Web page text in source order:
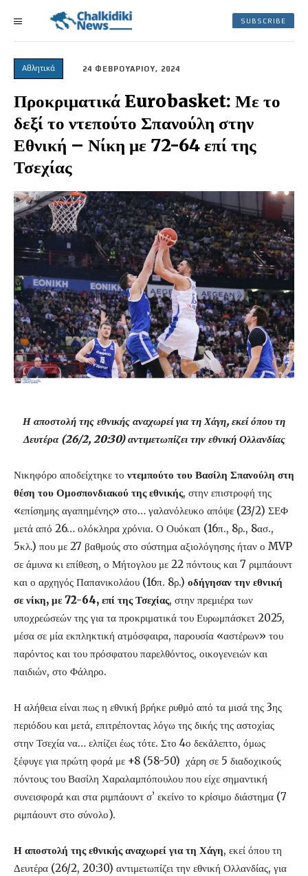
SUBSCRIBE
Αθλητικά 24 ΦΕΒΡΟΥΑΡΙΟΥ, 2024
Προκριματικά Eurobasket: Με το
δεξί το ντεπούτο Σπανούλη στην
Εθνική – Νίκη με 72-64 επί της
Τσεχίας
Η αποστολή της εθνικής αναχωρεί για τη Χάγη, εκεί όπου τη
Δευτέρα (26/2, 20:30) αντιμετωπίζει την εθνική Ολλανδίας
Νικηφόρο αποδείχτηκε το ντεμπούτο του Βασίλη Σπανούλη στη
θέση του Ομοσπονδιακού της εθνικής, στην επιστροφή της
«επίσημης αγαπημένης» στο… γαλανόλευκο απόψε (23/2) ΣΕΦ
μετά από 26… ολόκληρα χρόνια. Ο Ουόκαπ (16π., 8ρ., 8ασ.,
5κλ.) που με 27 βαθμούς στο σύστημα αξιολόγησης ήταν ο MVP
σε άμυνα κι επίθεση, ο Μήτογλου με 22 πόντους και 7 ριμπάουντ
και ο αρχηγός Παπανικολάου (16π. 8ρ.) οδήγησαν την εθνική
σε νίκη, με 72-64, επί της Τσεχίας, στην πρεμιέρα των
υποχρεώσεών της για τα προκριματικά του Ευρωμπάσκετ 2025,
μέσα σε μία εκπληκτική ατμόσφαιρα, παρουσία «αστέρων» του
παρόντος και του πρόσφατου παρελθόντος, οικογενειών και
παιδιών, στο Φάληρο.
Η αλήθεια είναι πως η εθνική βρήκε ρυθμό από τα μισά της 3ης
περιόδου και μετά, επιτρέποντας λόγω της δικής της αστοχίας
στην Τσεχία να… ελπίζει έως τότε. Στο 4ο δεκάλεπτο, όμως
ξέφυγε για πρώτη φορά με +8 (58-50) χάρη σε 5 διαδοχικούς
πόντους του Βασίλη Χαραλαμπόπουλου που είχε σημαντική
συνεισφορά και στα ριμπάουντ σ’ εκείνο το κρίσιμο διάστημα (7
ριμπάουντ στο σύνολο).
Η αποστολή της εθνικής αναχωρεί για τη Χάγη, εκεί όπου τη
Δευτέρα (26/2, 20:30) αντιμετωπίζει την εθνική Ολλανδίας, για